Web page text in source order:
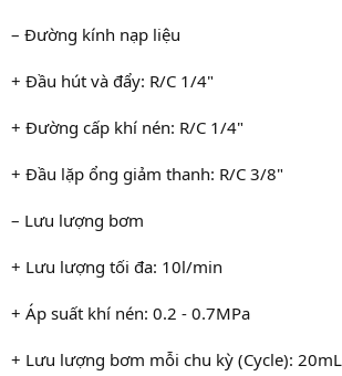
– Đường kính nạp liệu
+ Đầu hút và đẩy: R/C 1/4"
+ Đường cấp khí nén: R/C 1/4"
+ Đầu lặp ổng giảm thanh: R/C 3/8"
– Lưu lượng bơm
+ Lưu lượng tối đa: 10l/min
+ Áp suất khí nén: 0.2 - 0.7MPa
+ Lưu lượng bơm mỗi chu kỳ (Cycle): 20mL